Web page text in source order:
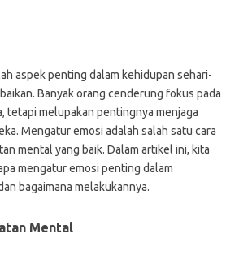
aspek penting dalam kehidupan sehari-
Banyak orang cenderung fokus pada
tetapi melupakan pentingnya menjaga
Mengatur emosi adalah salah satu cara
mental yang baik. Dalam artikel ini, kita
mengatur emosi penting dalam
bagaimana melakukannya.
Mental